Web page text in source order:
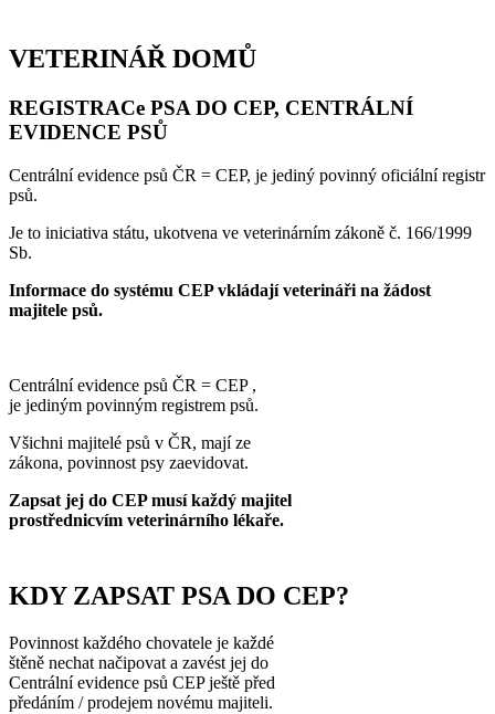
VETERINÁŘ DOMŮ
REGISTRACe PSA DO CEP, CENTRÁLNÍ
EVIDENCE PSŮ
Centrální evidence psů ČR = CEP, je jediný povinný oficiální registr
psů.
Je to iniciativa státu, ukotvena ve veterinárním zákoně č. 166/1999
Sb.
Informace do systému CEP vkládají veterináři na žádost
majitele psů.
Centrální evidence psů ČR = CEP ,
je jediným povinným registrem psů.
Všichni majitelé psů v ČR, mají ze
zákona, povinnost psy zaevidovat.
Zapsat jej do CEP musí každý majitel
prostřednicvím veterinárního lékaře.
KDY ZAPSAT PSA DO CEP?
Povinnost každého chovatele je každé
štěně nechat načipovat a zavést jej do
Centrální evidence psů CEP ještě před
předáním / prodejem novému majiteli.